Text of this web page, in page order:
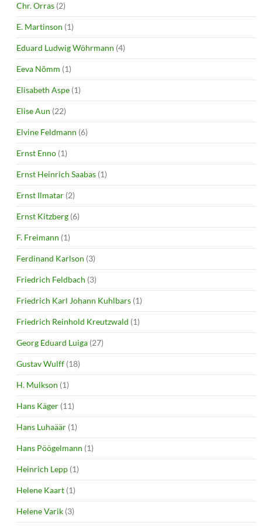
Chr. Orras (2)
E. Martinson (1)
Eduard Ludwig Wöhrmann (4)
Eeva Nõmm (1)
Elisabeth Aspe (1)
Elise Aun (22)
Elvine Feldmann (6)
Ernst Enno (1)
Ernst Heinrich Saabas (1)
Ernst Ilmatar (2)
Ernst Kitzberg (6)
F. Freimann (1)
Ferdinand Karlson (3)
Friedrich Feldbach (3)
Friedrich Karl Johann Kuhlbars (1)
Friedrich Reinhold Kreutzwald (1)
Georg Eduard Luiga (27)
Gustav Wulff (18)
H. Mulkson (1)
Hans Käger (11)
Hans Luhaäär (1)
Hans Pöögelmann (1)
Heinrich Lepp (1)
Helene Kaart (1)
Helene Varik (3)